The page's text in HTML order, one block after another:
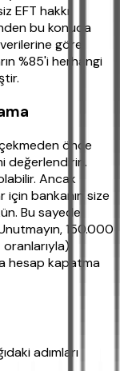
EFT hakkı
bu konuda
göre
%85'i herhangi
önce
değerlendirin.
Ancak
için bankanın size
Bu sayede
150.000
oranlarıyla)
hesap kapatma
adımları